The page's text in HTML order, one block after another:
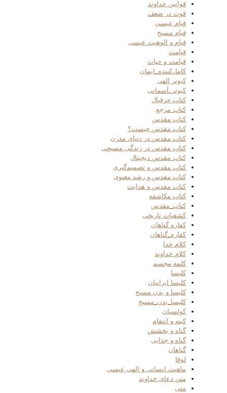
قوانین خداوند
قوت در ضعف
قیام عیسی
قیام مسیح
قیام و الوهیت عیسی
قیامت
قیامت و حیات
کامل‌کننده_ایمان
کبوتر الهی
کبوتر_آسمانی
کتاب حزقیال
کتاب مرجع
کتاب مقدس
کتاب مقدس چیست؟
کتاب مقدس در دنیای مدرن
کتاب مقدس در زندگی مسیحی
کتاب مقدس دیجیتال
کتاب مقدس و تصمیم‌گیری
کتاب مقدس و رشد معنوی
کتاب مقدس و هدایت
کتاب مکاشفه
کتاب_مقدس
کشفیات تاریخی
کفاره گناهان
کفاره_گناهان
کلام خدا
کلام خداوند
کلمه مجسم
کلیسا
کلیسا ایرانیان
کلیسا و بدن مسیح
کلیسا_بدن_مسیح
کولسیان
کینه و انتقام
گناه و بخشش
گناه و جدایی
گناهان
لوقا
ماهیت انسانی و الهی عیسی
متن دعای خداوند
متی